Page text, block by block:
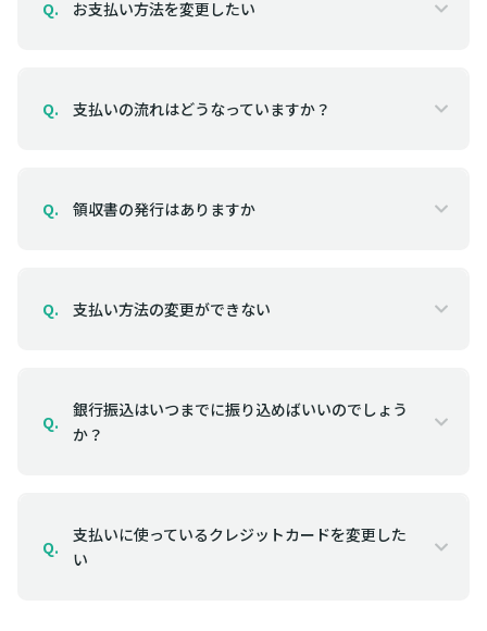
Q. お支払い方法を変更したい
Q. 支払いの流れはどうなっていますか？
Q. 領収書の発行はありますか
Q. 支払い方法の変更ができない
Q.
銀行振込はいつまでに振り込めばいいのでしょう
か？
Q.
支払いに使っているクレジットカードを変更した
い